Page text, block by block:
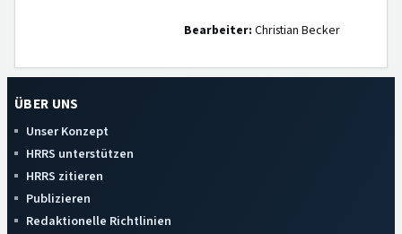
Bearbeiter: Christian Becker
ÜBER UNS
Unser Konzept
HRRS unterstützen
HRRS zitieren
Publizieren
Redaktionelle Richtlinien